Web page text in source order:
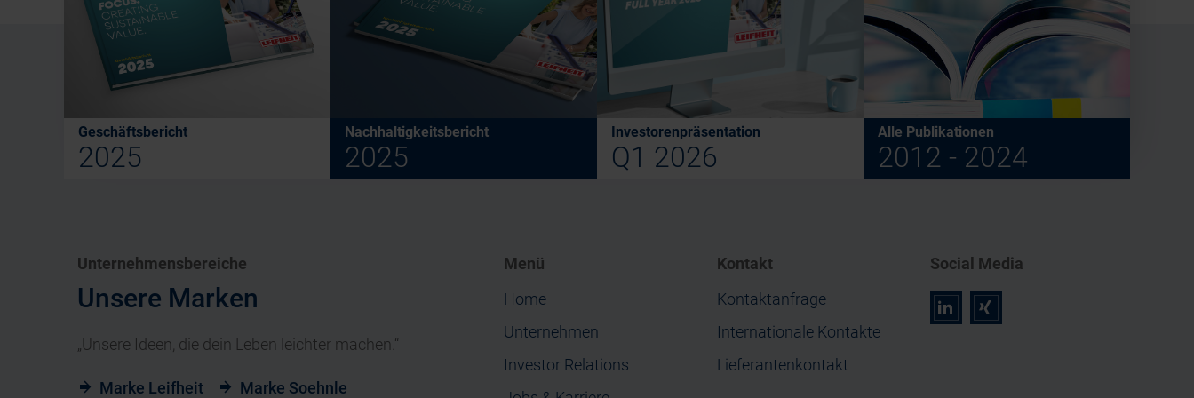
Geschäftsbericht
2025
Nachhaltigkeitsbericht
2025
Investorenpräsentation
Q1 2026
Alle Publikationen
2012 - 2024
Unternehmensbereiche
Unsere Marken
„Unsere Ideen, die dein Leben leichter machen.“
Marke Leifheit Marke Soehnle
Menü
Home
Unternehmen
Investor Relations
Kontakt
Kontaktanfrage
Internationale Kontakte
Lieferantenkontakt
Social Media
r z